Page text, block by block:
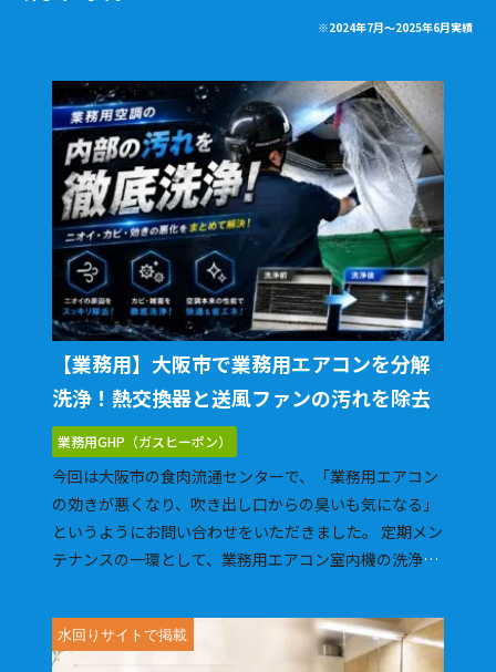
※2024年7月〜2025年6月実績
【業務用】大阪市で業務用エアコンを分解
洗浄！熱交換器と送風ファンの汚れを除去
業務用GHP（ガスヒーポン）
今回は大阪市の食肉流通センターで、「業務用エアコン
の効きが悪くなり、吹き出し口からの臭いも気になる」
というようにお問い合わせをいただきました。 定期メン
テナンスの一環として、業務用エアコン室内機の洗浄を
内部の熱交換器や送風ファンにホコリや汚れが蓄積して
いました。 熱交換器は空気の温度を調整する部分、送風